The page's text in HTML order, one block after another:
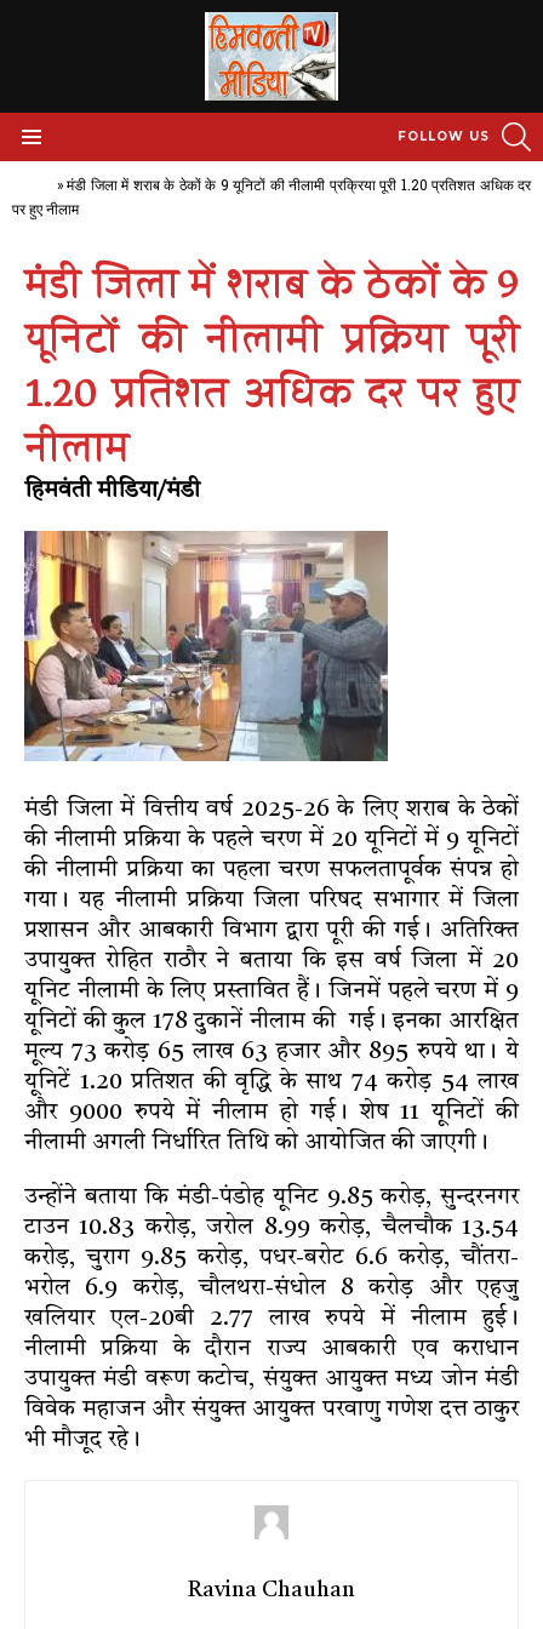
FOLLOW US
» मंडी जिला में शराब के ठेकों के 9 यूनिटों की नीलामी प्रक्रिया पूरी 1.20 प्रतिशत अधिक दर
पर हुए नीलाम
मंडी जिला में शराब के ठेकों के 9
यूनिटों की नीलामी प्रक्रिया पूरी
1.20 प्रतिशत अधिक दर पर हुए
नीलाम
हिमवंती मीडिया/मंडी
मंडी जिला में वित्तीय वर्ष 2025-26 के लिए शराब के ठेकों
की नीलामी प्रक्रिया के पहले चरण में 20 यूनिटों में 9 यूनिटों
की नीलामी प्रक्रिया का पहला चरण सफलतापूर्वक संपन्न हो
गया। यह नीलामी प्रक्रिया जिला परिषद सभागार में जिला
प्रशासन और आबकारी विभाग द्वारा पूरी की गई। अतिरिक्त
उपायुक्त रोहित राठौर ने बताया कि इस वर्ष जिला में 20
यूनिट नीलामी के लिए प्रस्तावित हैं। जिनमें पहले चरण में 9
यूनिटों की कुल 178 दुकानें नीलाम की गई। इनका आरक्षित
मूल्य 73 करोड़ 65 लाख 63 हजार और 895 रुपये था। ये
यूनिटें 1.20 प्रतिशत की वृद्धि के साथ 74 करोड़ 54 लाख
और 9000 रुपये में नीलाम हो गई। शेष 11 यूनिटों की
नीलामी अगली निर्धारित तिथि को आयोजित की जाएगी।
उन्होंने बताया कि मंडी-पंडोह यूनिट 9.85 करोड़, सुन्दरनगर
टाउन 10.83 करोड़, जरोल 8.99 करोड़, चैलचौक 13.54
करोड़, चुराग 9.85 करोड़, पधर-बरोट 6.6 करोड़, चौंतरा-
भरोल 6.9 करोड़, चौलथरा-संधोल 8 करोड़ और एहजु
खलियार एल-20बी 2.77 लाख रुपये में नीलाम हुई।
नीलामी प्रक्रिया के दौरान राज्य आबकारी एव कराधान
उपायुक्त मंडी वरूण कटोच, संयुक्त आयुक्त मध्य जोन मंडी
विवेक महाजन और संयुक्त आयुक्त परवाणु गणेश दत्त ठाकुर
भी मौजूद रहे।
Ravina Chauhan